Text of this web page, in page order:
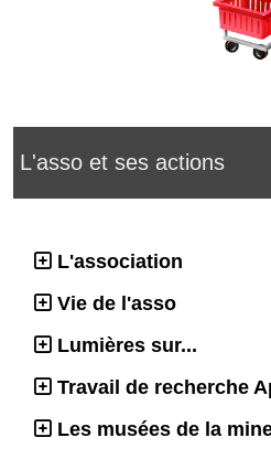
L'asso et ses actions
L'association
Vie de l'asso
Lumières sur...
Travail de recherche
Les musées de la